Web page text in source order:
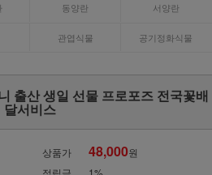
동양란 서양란
관엽식물 공기정화식물
출산 생일 선물 프로포즈 전국꽃배
달서비스
상품가 48,000원
적립금
1%